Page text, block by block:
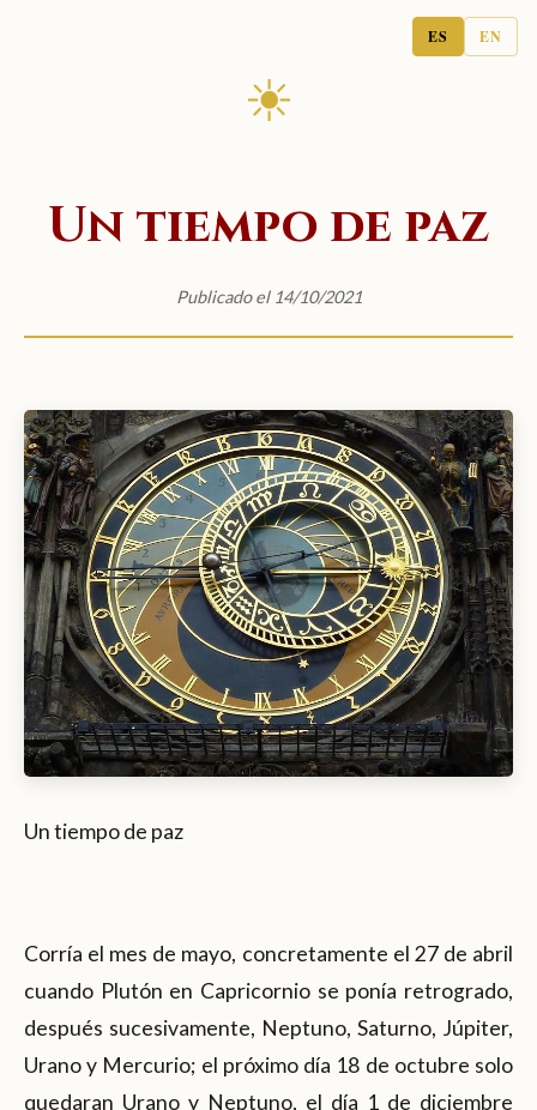
ES EN
☀
Un tiempo de paz
Publicado el 14/10/2021
Un tiempo de paz
Corría el mes de mayo, concretamente el 27 de abril
cuando Plutón en Capricornio se ponía retrogrado,
después sucesivamente, Neptuno, Saturno, Júpiter,
Urano y Mercurio; el próximo día 18 de octubre solo
quedaran Urano y Neptuno, el día 1 de diciembre